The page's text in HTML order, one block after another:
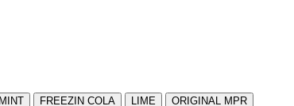
FREEZIN COLA LIME
ORIGINAL MPR